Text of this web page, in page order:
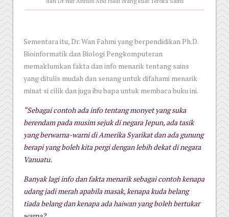
Sementara itu, Dr. Wan Fahmi yang berpendidikan Ph.D.
Bioinformatik dan Biologi Pengkomputeran
memaklumkan fakta dan info menarik tentang sains
yang ditulis mudah dan senang untuk difahami menarik
minat si cilik dan juga ibu bapa untuk membaca buku ini.
“Sebagai contoh ada info tentang monyet yang suka
berendam pada musim sejuk di negara Jepun, ada tasik
yang berwarna-warni di Amerika Syarikat dan ada gunung
berapi yang boleh kita pergi dengan lebih dekat di negara
Vanuatu.
Banyak lagi info dan fakta menarik sebagai contoh kenapa
udang jadi merah apabila masak, kenapa kuda belang
tiada belang dan kenapa ada haiwan yang boleh bertukar